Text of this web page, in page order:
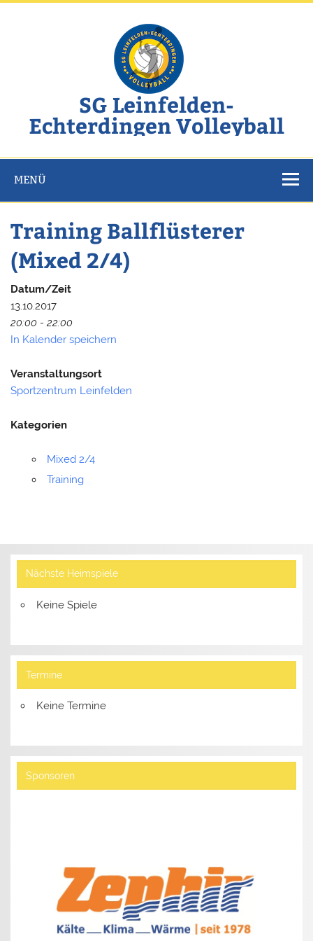
Zum
SG Leinfelden-
Echterdingen Volleyball
MENÜ
Training Ballflüsterer
(Mixed 2/4)
Datum/Zeit
13.10.2017
20:00 - 22:00
In Kalender speichern
Veranstaltungsort
Sportzentrum Leinfelden
Kategorien
Mixed 2/4
Training
Nächste Heimspiele
Keine Spiele
Termine
Keine Termine
Sponsoren